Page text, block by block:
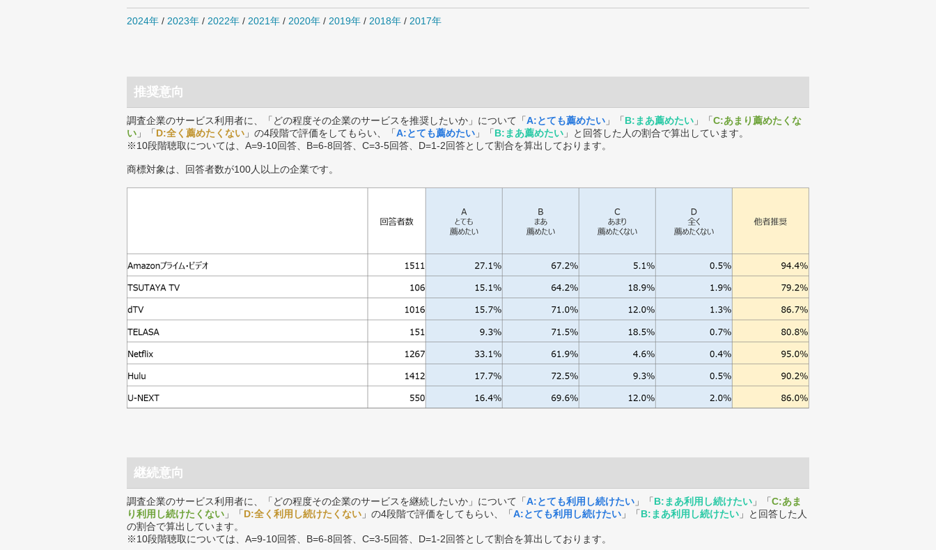
2024年 / 2023年 / 2022年 / 2021年 / 2020年 / 2019年 / 2018年 / 2017年
推奨意向
調査企業のサービス利用者に、「どの程度その企業のサービスを推奨したいか」について「A:とても薦めたい 」「B:まあ薦めたい 」「C:あまり薦めたくな
い 」「D:全く薦めたくない 」の4段階で評価をしてもらい、「A:とても薦めたい 」「B:まあ薦めたい 」と回答した人の割合で算出しています。
※10段階聴取については、A=9-10回答、B=6-8回答、C=3-5回答、D=1-2回答として割合を算出しております。
商標対象は、回答者数が100人以上の企業です。
継続意向
調査企業のサービス利用者に、「どの程度その企業のサービスを継続したいか」について「A:とても利用し続けたい 」「B:まあ利用し続けたい 」「C:あま
り利用し続けたくない 」「D:全く利用し続けたくない 」の4段階で評価をしてもらい、「A:とても利用し続けたい 」「B:まあ利用し続けたい 」と回答した人
の割合で算出しています。
※10段階聴取については、A=9-10回答、B=6-8回答、C=3-5回答、D=1-2回答として割合を算出しております。